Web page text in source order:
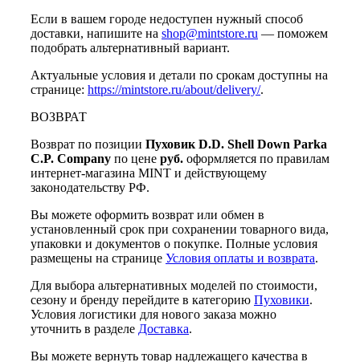
Если в вашем городе недоступен нужный способ
доставки, напишите на shop@mintstore.ru — поможем
подобрать альтернативный вариант.
Актуальные условия и детали по срокам доступны на
странице: https://mintstore.ru/about/delivery/.
ВОЗВРАТ
Возврат по позиции Пуховик D.D. Shell Down Parka
C.P. Company по цене руб. оформляется по правилам
интернет-магазина MINT и действующему
законодательству РФ.
Вы можете оформить возврат или обмен в
установленный срок при сохранении товарного вида,
упаковки и документов о покупке. Полные условия
размещены на странице Условия оплаты и возврата.
Для выбора альтернативных моделей по стоимости,
сезону и бренду перейдите в категорию Пуховики.
Условия логистики для нового заказа можно
уточнить в разделе Доставка.
Вы можете вернуть товар надлежащего качества в